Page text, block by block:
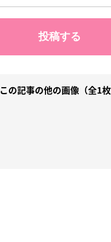
この記事の他の画像（全1枚